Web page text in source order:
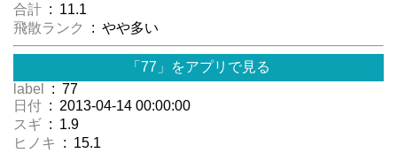
合計 : 11.1
飛散ランク
: やや多い
「77」をアプリで見る
label
: 77
日付 : 2013-04-14 00:00:00
スギ : 1.9
ヒノキ
: 15.1